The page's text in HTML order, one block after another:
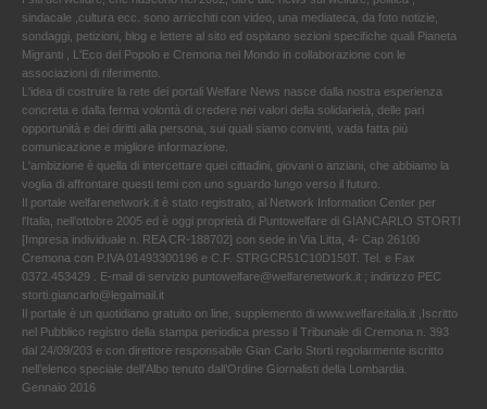
sindacale ,cultura ecc. sono arricchiti con video, una mediateca, da foto notizie,
sondaggi, petizioni, blog e lettere al sito ed ospitano sezioni specifiche quali Pianeta
Migranti , L'Eco del Popolo e Cremona nel Mondo in collaborazione con le
associazioni di riferimento.
L'idea di costruire la rete dei portali Welfare News nasce dalla nostra esperienza
concreta e dalla ferma volontà di credere nei valori della solidarietà, delle pari
opportunità e dei diritti alla persona, sui quali siamo convinti, vada fatta più
comunicazione e migliore informazione.
L'ambizione è quella di intercettare quei cittadini, giovani o anziani, che abbiamo la
voglia di affrontare questi temi con uno sguardo lungo verso il futuro.
Il portale welfarenetwork.it è stato registrato, al Network Information Center per
l'Italia, nell’ottobre 2005 ed è oggi proprietà di Puntowelfare di GIANCARLO STORTI
[Impresa individuale n. REA CR-188702] con sede in Via Litta, 4- Cap 26100
Cremona con P.IVA 01493300196 e C.F. STRGCR51C10D150T. Tel. e Fax
0372.453429 . E-mail di servizio puntowelfare@welfarenetwork.it ; indirizzo PEC
storti.giancarlo@legalmail.it
Il portale è un quotidiano gratuito on line, supplemento di www.welfareitalia.it ,Iscritto
nel Pubblico registro della stampa periodica presso il Tribunale di Cremona n. 393
dal 24/09/203 e con direttore responsabile Gian Carlo Storti regolarmente iscritto
nell’elenco speciale dell’Albo tenuto dall’Ordine Giornalisti della Lombardia.
Gennaio 2016